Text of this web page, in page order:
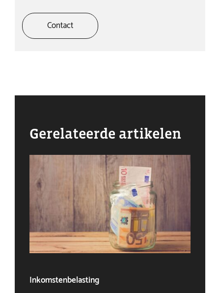
Contact
Gerelateerde artikelen
Inkomstenbelasting